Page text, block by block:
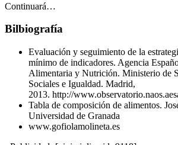
Continuará…
Bilbiografía
Evaluación y seguimiento de la
mínimo de indicadores. Agencia
Alimentaria y Nutrición. Ministerio de
Sociales e Igualdad. Madrid,
2013. http://
Tabla de composición de alimentos.
Universidad de Granada
www.gofiolamolineta.es